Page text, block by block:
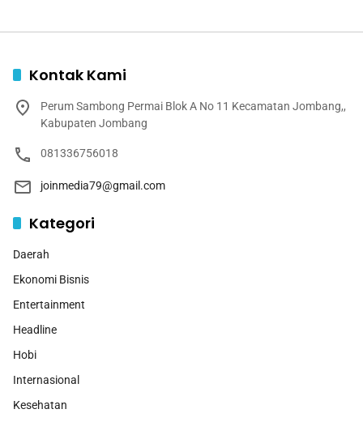
Kontak Kami
Perum Sambong Permai Blok A No 11 Kecamatan Jombang,,
Kabupaten Jombang
081336756018
joinmedia79@gmail.com
Kategori
Daerah
Ekonomi Bisnis
Entertainment
Headline
Hobi
Internasional
Kesehatan